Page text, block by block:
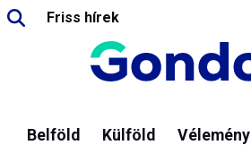
Friss hírek
Belföld Külföld Vélemény